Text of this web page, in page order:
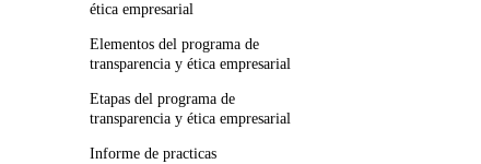
ética empresarial
Elementos del programa de
transparencia y ética empresarial
Etapas del programa de
transparencia y ética empresarial
Informe de practicas